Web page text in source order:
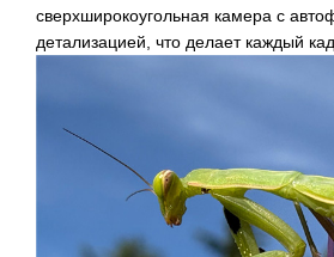
сверхширокоугольная камера с
детализацией, что делает каждый